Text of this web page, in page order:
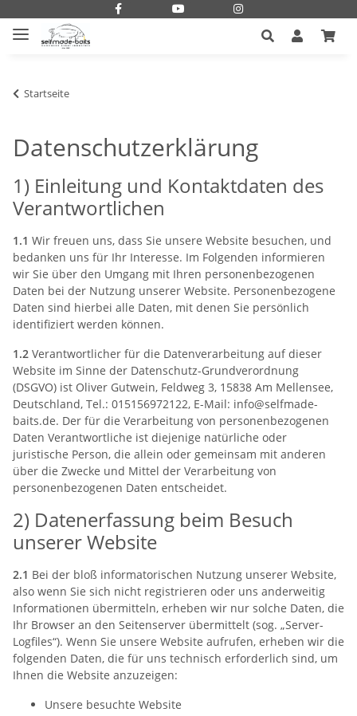
Startseite
Datenschutzerklärung
1) Einleitung und Kontaktdaten des
Verantwortlichen
1.1 Wir freuen uns, dass Sie unsere Website besuchen, und
bedanken uns für Ihr Interesse. Im Folgenden informieren
wir Sie über den Umgang mit Ihren personenbezogenen
Daten bei der Nutzung unserer Website. Personenbezogene
Daten sind hierbei alle Daten, mit denen Sie persönlich
identifiziert werden können.
1.2 Verantwortlicher für die Datenverarbeitung auf dieser
Website im Sinne der Datenschutz-Grundverordnung
(DSGVO) ist Oliver Gutwein, Feldweg 3, 15838 Am Mellensee,
Deutschland, Tel.: 015156972122, E-Mail: info@selfmade-
baits.de. Der für die Verarbeitung von personenbezogenen
Daten Verantwortliche ist diejenige natürliche oder
juristische Person, die allein oder gemeinsam mit anderen
über die Zwecke und Mittel der Verarbeitung von
personenbezogenen Daten entscheidet.
2) Datenerfassung beim Besuch
unserer Website
2.1 Bei der bloß informatorischen Nutzung unserer Website,
also wenn Sie sich nicht registrieren oder uns anderweitig
Informationen übermitteln, erheben wir nur solche Daten, die
Ihr Browser an den Seitenserver übermittelt (sog. „Server-
Logfiles“). Wenn Sie unsere Website aufrufen, erheben wir die
folgenden Daten, die für uns technisch erforderlich sind, um
Ihnen die Website anzuzeigen:
Unsere besuchte Website